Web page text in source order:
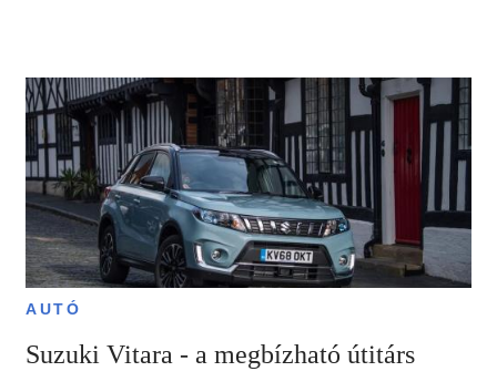
AUTÓ
Suzuki Vitara - a megbízható útitárs